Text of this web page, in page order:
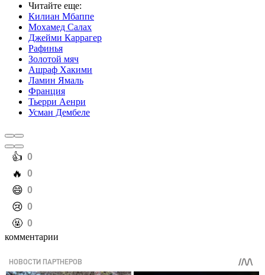
Читайте еще:
Килиан Мбаппе
Мохамед Салах
Джейми Каррагер
Рафинья
Золотой мяч
Ашраф Хакими
Ламин Ямаль
Франция
Тьерри Аенри
Усман Дембеле
️👍 0
️🔥 0
️😄 0
️😢 0
️🤬 0
комментарии